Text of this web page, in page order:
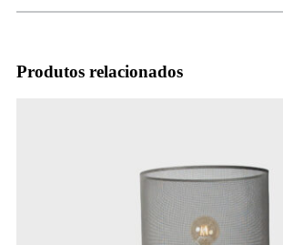
Produtos relacionados